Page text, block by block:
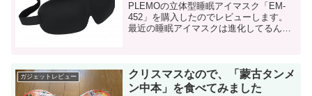
PLEMOの立体型睡眠アイマスク「EM-
452」を購入したのでレビューします。
最近の睡眠アイマスクは進化してるんで
ガジェットレビュー
クリスマスなので、「蒙古タンメ
ン中本」を食べてみました